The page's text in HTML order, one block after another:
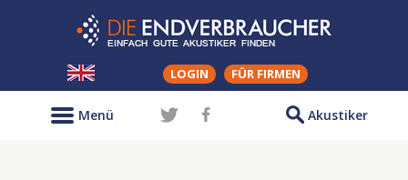
LOGIN FÜR FIRMEN
Akustiker
Menü